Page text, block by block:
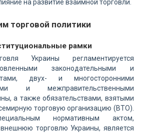
на развитие взаимной торговли.
торговой политики
рамки
Украины регламентируется
законодательными и
двух- и многосторонними
и межправительственными
а также обязательствами, взятыми
торговую организацию (ВТО).
нормативным актом,
торговлю Украины, является